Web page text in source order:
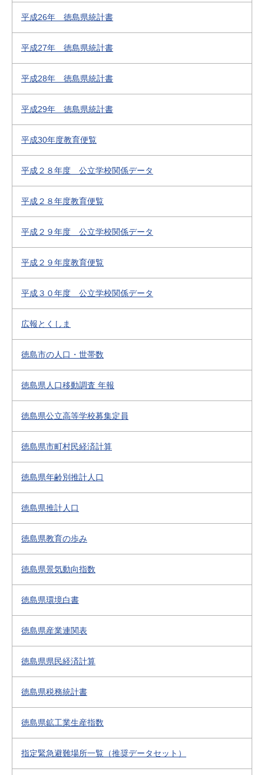
平成26年 徳島県統計書
平成27年 徳島県統計書
平成28年 徳島県統計書
平成29年 徳島県統計書
平成30年度教育便覧
平成２８年度 公立学校関係データ
平成２８年度教育便覧
平成２９年度 公立学校関係データ
平成２９年度教育便覧
平成３０年度 公立学校関係データ
広報とくしま
徳島市の人口・世帯数
徳島県人口移動調査 年報
徳島県公立高等学校募集定員
徳島県市町村民経済計算
徳島県年齢別推計人口
徳島県推計人口
徳島県教育の歩み
徳島県景気動向指数
徳島県環境白書
徳島県産業連関表
徳島県県民経済計算
徳島県税務統計書
徳島県鉱工業生産指数
指定緊急避難場所一覧（推奨データセット）